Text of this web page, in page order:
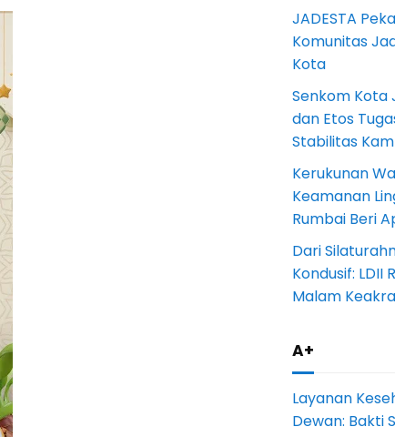
JADESTA
Komunitas
Kota
Senkom
dan Etos
Stabilitas
Kerukunan
Keamanan
Rumbai Beri
Dari
Kondusif: LDII
Malam
A+
Layanan
Dewan: Bakti